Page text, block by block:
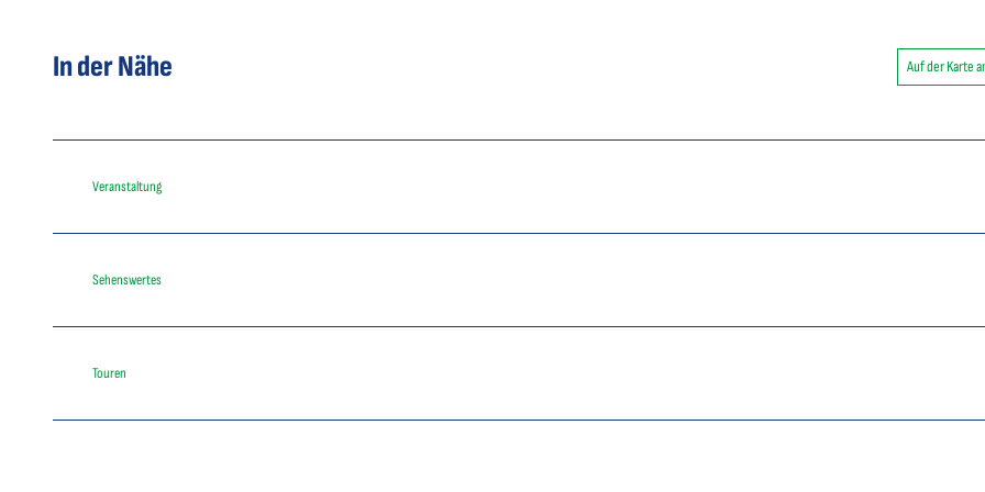
In der Nähe Auf der Karte
Veranstaltung
Sehenswertes
Touren